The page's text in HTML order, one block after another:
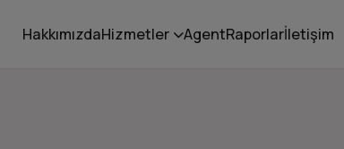
HakkımızdaHizmetler AgentRaporlarİletişim